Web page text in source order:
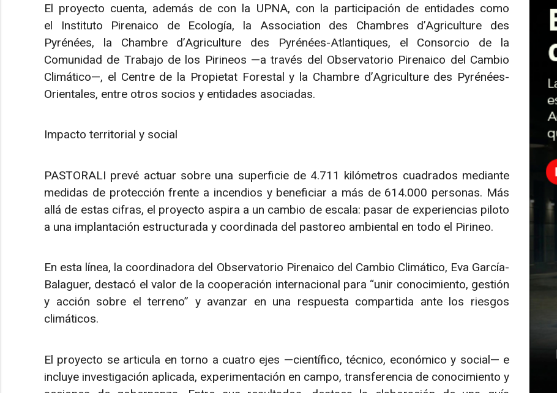
El proyecto cuenta, además de con la UPNA, con la participación de entidades como
el Instituto Pirenaico de Ecología, la Association des Chambres d’Agriculture des
Pyrénées, la Chambre d’Agriculture des Pyrénées-Atlantiques, el Consorcio de la
Comunidad de Trabajo de los Pirineos —a través del Observatorio Pirenaico del Cambio
Climático—, el Centre de la Propietat Forestal y la Chambre d’Agriculture des Pyrénées-
Orientales, entre otros socios y entidades asociadas.
Impacto territorial y social
PASTORALI prevé actuar sobre una superficie de 4.711 kilómetros cuadrados mediante
medidas de protección frente a incendios y beneficiar a más de 614.000 personas. Más
allá de estas cifras, el proyecto aspira a un cambio de escala: pasar de experiencias piloto
a una implantación estructurada y coordinada del pastoreo ambiental en todo el Pirineo.
En esta línea, la coordinadora del Observatorio Pirenaico del Cambio Climático, Eva García-
Balaguer, destacó el valor de la cooperación internacional para “unir conocimiento, gestión
y acción sobre el terreno” y avanzar en una respuesta compartida ante los riesgos
climáticos.
El proyecto se articula en torno a cuatro ejes —científico, técnico, económico y social— e
incluye investigación aplicada, experimentación en campo, transferencia de conocimiento y